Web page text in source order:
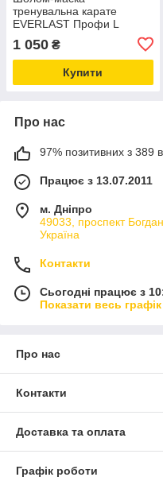
тренувальна карате
EVERLAST Профи L
1 050 ₴
Купити
Про нас
97% позитивних з 389
Працює з 13.07.2011
м. Дніпро
49033, проспект
Україна
Контакти
Сьогодні працює з
Показати весь
Про нас
Контакти
Доставка та оплата
Графік роботи